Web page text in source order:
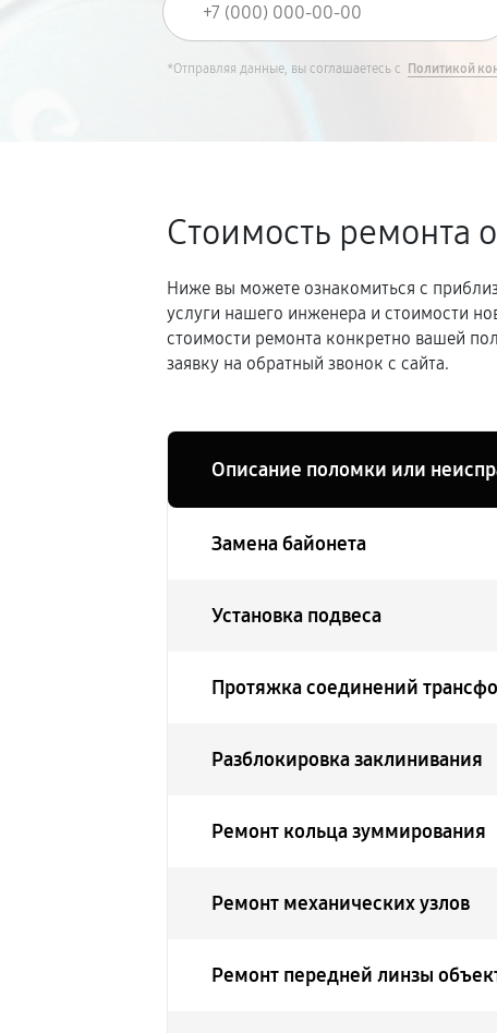
*Отправляя данные, вы соглашаетесь с Политикой
Стоимость ремонта
Ниже вы можете ознакомиться с
услуги нашего инженера и стоимости
стоимости ремонта конкретно вашей
заявку на обратный звонок с сайта.
Описание поломки или
Замена байонета
Установка подвеса
Протяжка соединений
Разблокировка заклинивания
Ремонт кольца зуммирования
Ремонт механических узлов
Ремонт передней линзы